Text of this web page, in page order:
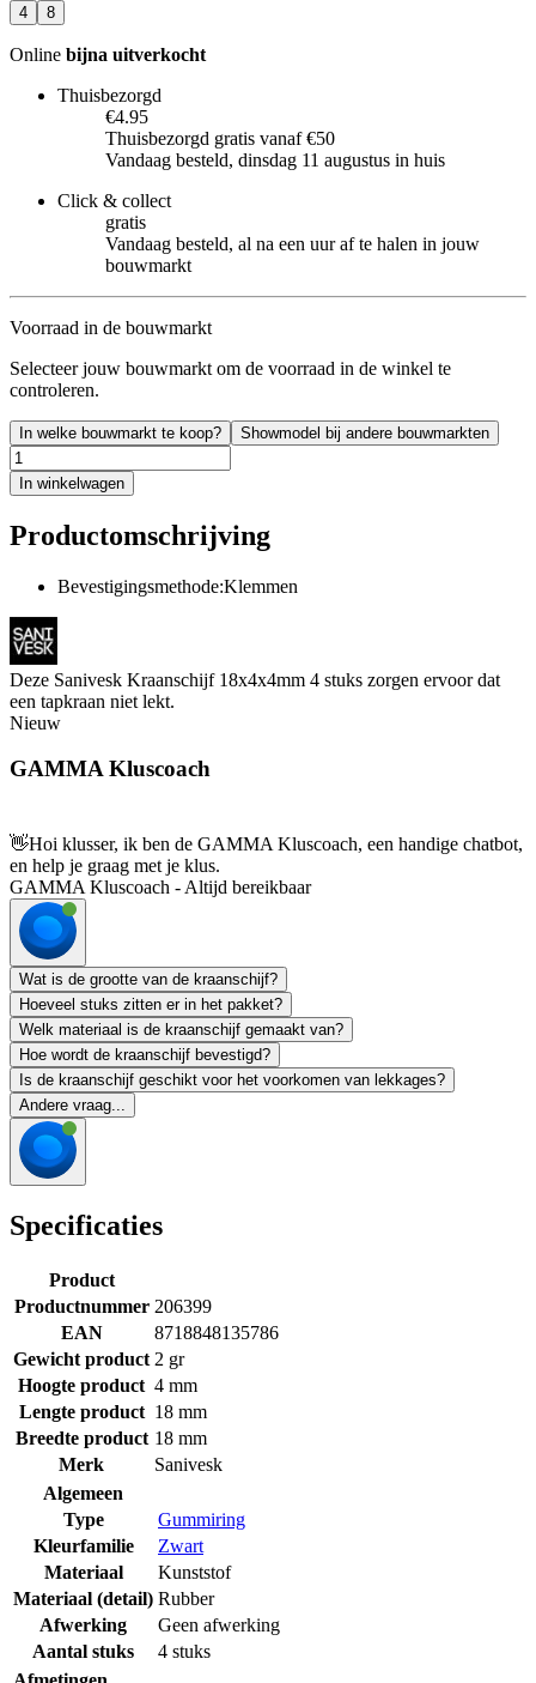
4 8
Online bijna uitverkocht
Thuisbezorgd
€4.95
Thuisbezorgd gratis vanaf €50
Vandaag besteld, dinsdag 11 augustus in huis
Click & collect
gratis
Vandaag besteld, al na een uur af te halen in jouw
bouwmarkt
Voorraad in de bouwmarkt
Selecteer jouw bouwmarkt om de voorraad in de winkel te
controleren.
In welke bouwmarkt te koop? Showmodel bij andere bouwmarkten
In winkelwagen
Productomschrijving
Bevestigingsmethode:Klemmen
Deze Sanivesk Kraanschijf 18x4x4mm 4 stuks zorgen ervoor dat
een tapkraan niet lekt.
Nieuw
GAMMA Kluscoach
👋Hoi klusser, ik ben de GAMMA Kluscoach, een handige chatbot,
en help je graag met je klus.
GAMMA Kluscoach - Altijd bereikbaar
Wat is de grootte van de kraanschijf?
Hoeveel stuks zitten er in het pakket?
Welk materiaal is de kraanschijf gemaakt van?
Hoe wordt de kraanschijf bevestigd?
Is de kraanschijf geschikt voor het voorkomen van lekkages?
Andere vraag...
Specificaties
Product
Productnummer 206399
EAN
8718848135786
Gewicht product 2 gr
Hoogte product 4 mm
Lengte product 18 mm
Breedte product 18 mm
Merk
Sanivesk
Algemeen
Type
Gummiring
Kleurfamilie
Zwart
Materiaal
Kunststof
Materiaal (detail) Rubber
Afwerking
Geen afwerking
Aantal stuks
4 stuks